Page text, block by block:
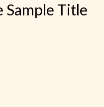
Sample Title